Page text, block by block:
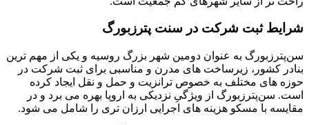
شرایط ثبت شرکت در سنت پترزبورگ
سن‌پترزبورگ به عنوان دومین شهر بزرگ روسیه و یکی از مهم ترین
بنادر کشور، زیرساخت های مدرن و مناسبی برای ثبت شرکت در
حوزه های مختلف به خصوص ترانزیت و حمل و نقل ایجاد کرده
است. سن‌پترزبورگ از ویژگیِ نزدیکی به اروپا بهره می برد و در
مقایسه با مسکو هزینه های اجرایی ارزان تری را شامل می شود.